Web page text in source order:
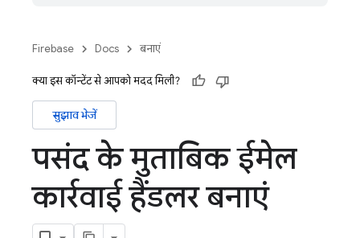
Firebase Docs बनाएं
क्या इस कॉन्टेंट से आपको मदद मिली?
सुझाव भेजें
पसंद के मुताबिक ईमेल
कार्रवाई हैंडलर बनाएं